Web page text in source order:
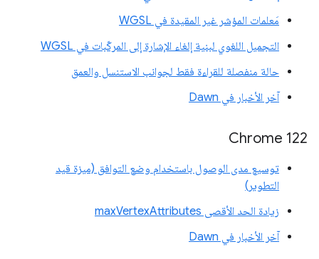
مَعلمات المؤشر غير المقيدة في WGSL
التجميل اللغوي لبنية إلغاء الإشارة إلى المركّبات في WGSL
حالة منفصلة للقراءة فقط لجوانب الاستنسل والعمق
آخر الأخبار في Dawn
Chrome 122
توسيع مدى الوصول باستخدام وضع التوافق (ميزة قيد
التطوير)
زيادة الحد الأقصى maxVertexAttributes
آخر الأخبار في Dawn